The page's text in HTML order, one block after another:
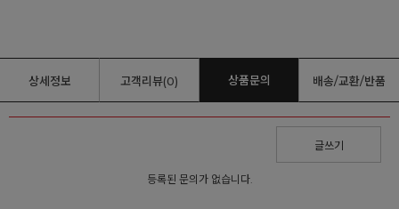
상세정보 고객리뷰(0) 상품문의 배송/교환/반품
글쓰기
등록된 문의가 없습니다.